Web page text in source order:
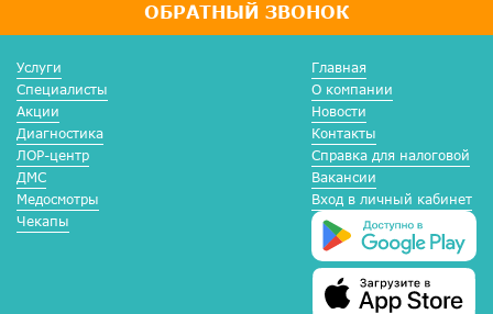
ОБРАТНЫЙ ЗВОНОК
Услуги
Специалисты
Акции
Диагностика
ЛОР-центр
ДМС
Медосмотры
Чекапы
Главная
О компании
Новости
Контакты
Справка для налоговой
Вакансии
Вход в личный кабинет